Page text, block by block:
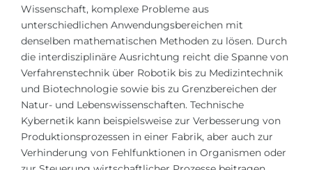
Wissenschaft, komplexe Probleme aus
unterschiedlichen Anwendungsbereichen mit
denselben mathematischen Methoden zu lösen. Durch
die interdisziplinäre Ausrichtung reicht die Spanne von
Verfahrenstechnik über Robotik bis zu Medizintechnik
und Biotechnologie sowie bis zu Grenzbereichen der
Natur- und Lebenswissenschaften. Technische
Kybernetik kann beispielsweise zur Verbesserung von
Produktionsprozessen in einer Fabrik, aber auch zur
Verhinderung von Fehlfunktionen in Organismen oder